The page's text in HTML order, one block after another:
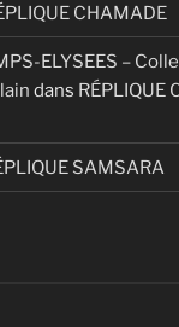
CHAMADE
ELYSEES –
dans RÉPLIQUE
SAMSARA